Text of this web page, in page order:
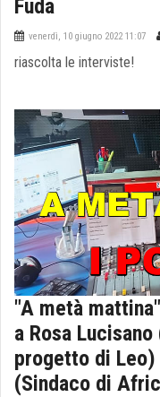
Fuda
venerdì, 10 giugno 2022 11:07
riascolta le interviste!
"A metà
a Rosa
progetto di
(Sindaco di